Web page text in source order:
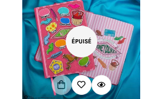
ÉPUISÉ